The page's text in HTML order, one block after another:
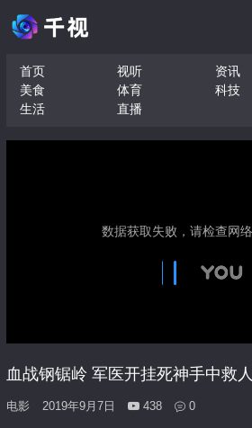
首页 视听 资讯
美食
体育 科技
生活
直播
血战钢锯岭 军医开挂死神手中救人
电影 2019年9月7日 438 0